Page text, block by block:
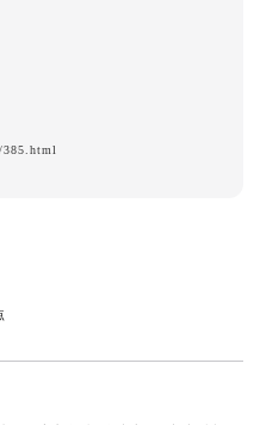
385.html